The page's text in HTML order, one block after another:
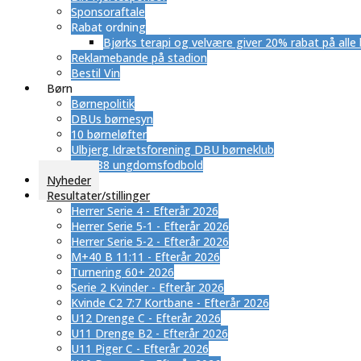
Sponsoraftale
Rabat ordning
​Bjørks terapi og velvære giver 20% rabat på alle
Reklamebande på stadion
Bestil Vin
Børn
Børnepolitik
DBUs børnesyn
10 børneløfter
Ulbjerg Idrætsforening DBU børneklub
SUB 88 ungdomsfodbold
Nyheder
Resultater/stillinger
Herrer Serie 4 - Efterår 2026
Herrer Serie 5-1 - Efterår 2026
Herrer Serie 5-2 - Efterår 2026
M+40 B 11:11 - Efterår 2026
Turnering 60+ 2026
Serie 2 Kvinder - Efterår 2026
Kvinde C2 7:7 Kortbane - Efterår 2026
U12 Drenge C - Efterår 2026
U11 Drenge B2 - Efterår 2026
U11 Piger C - Efterår 2026